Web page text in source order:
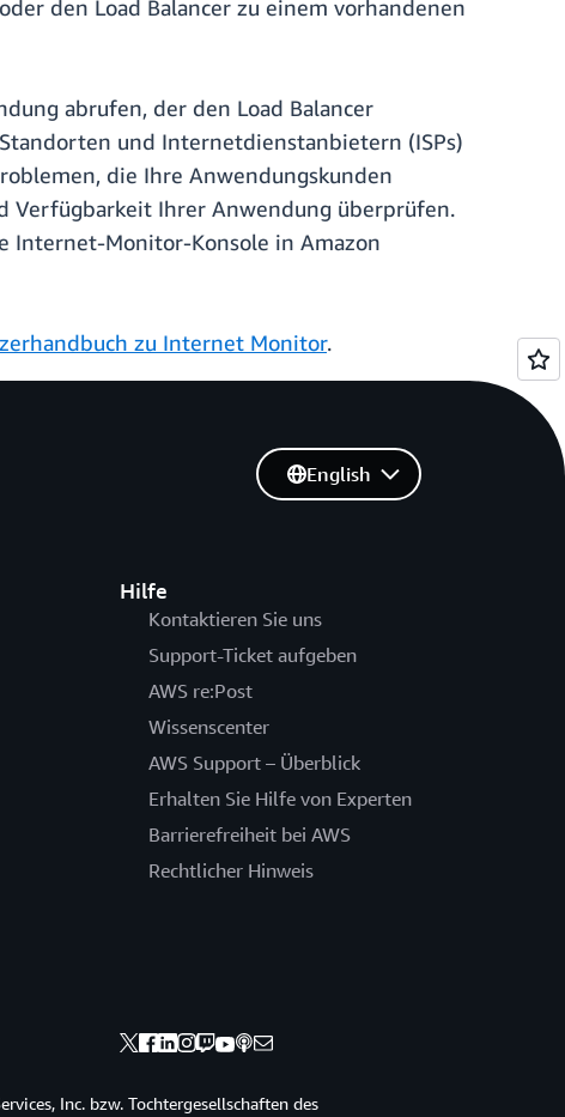
den Load Balancer zu einem vorhandenen
abrufen, der den Load Balancer
und Internetdienstanbietern (ISPs)
die Ihre Anwendungskunden
Verfügbarkeit Ihrer Anwendung überprüfen.
Internet-Monitor-Konsole in Amazon
zu Internet Monitor.
Hilfe
Kontaktieren Sie uns
Support-Ticket aufgeben
AWS re:Post
Wissenscenter
AWS Support – Überblick
Erhalten Sie Hilfe von Experten
Barrierefreiheit bei AWS
Rechtlicher Hinweis
English
Inc. bzw. Tochtergesellschaften des